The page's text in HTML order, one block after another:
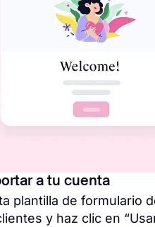
a tu cuenta
plantilla de formulario
y haz clic en